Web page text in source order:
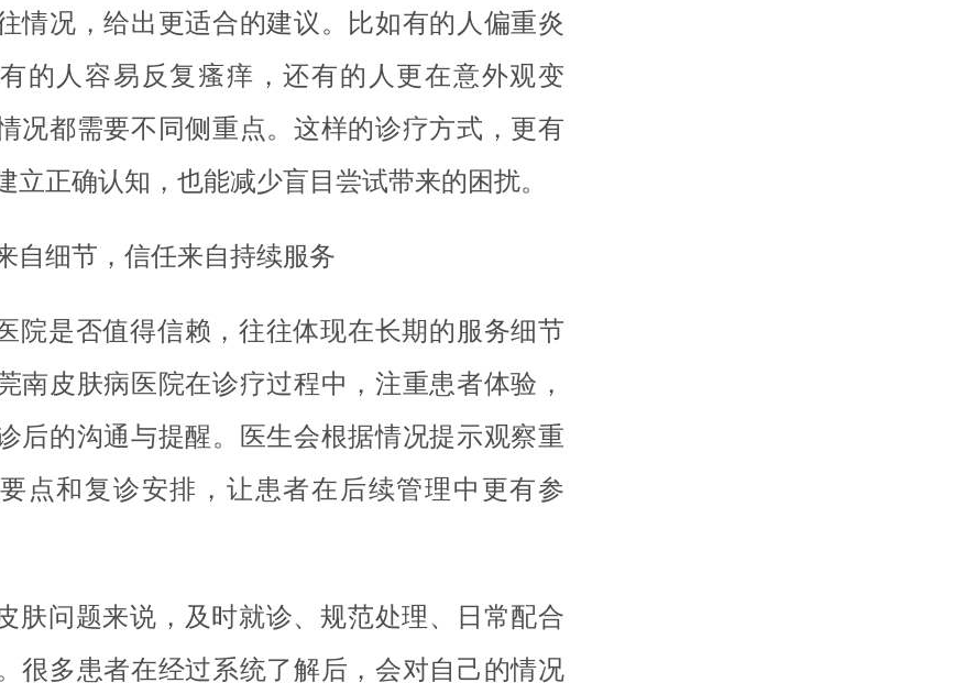
情况，给出更适合的建议。比如有的人偏重炎
的人容易反复瘙痒，还有的人更在意外观变
况都需要不同侧重点。这样的诊疗方式，更有
立正确认知，也能减少盲目尝试带来的困扰。
自细节，信任来自持续服务
院是否值得信赖，往往体现在长期的服务细节
南皮肤病医院在诊疗过程中，注重患者体验，
后的沟通与提醒。医生会根据情况提示观察重
点和复诊安排，让患者在后续管理中更有参
肤问题来说，及时就诊、规范处理、日常配合
很多患者在经过系统了解后，会对自己的情况